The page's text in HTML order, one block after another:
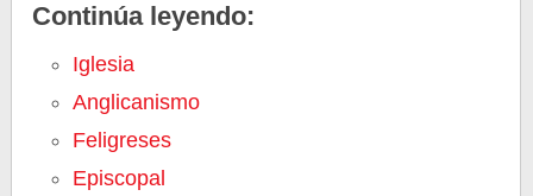
Continúa leyendo:
Iglesia
Anglicanismo
Feligreses
Episcopal